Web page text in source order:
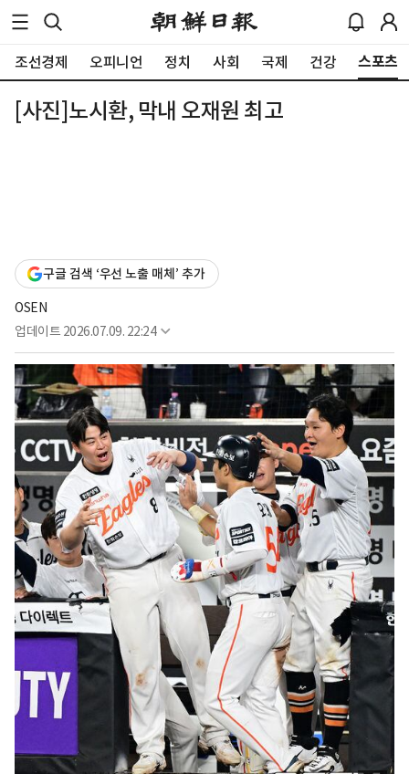
조선경제 오피니언 정치 사회 국제 건강 스포츠
[사진]노시환, 막내 오재원 최고
구글 검색 ‘우선 노출 매체’ 추가
OSEN
업데이트 2026.07.09. 22:24